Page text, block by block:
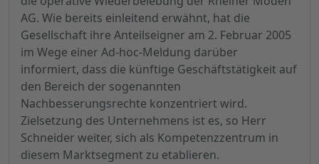
AG. Wie bereits einleitend erwähnt, hat die
Gesellschaft ihre Anteilseigner am 2. Februar 2005
im Wege einer Ad-hoc-Meldung darüber
informiert, dass die künftige Geschäftstätigkeit auf
den Bereich der sogenannten
Nachbesserungsrechte konzentriert wird.
Zielsetzung des Unternehmens ist es, so Herr
Schneider weiter, sich als Kompetenzzentrum in
diesem Marktsegment zu etablieren.